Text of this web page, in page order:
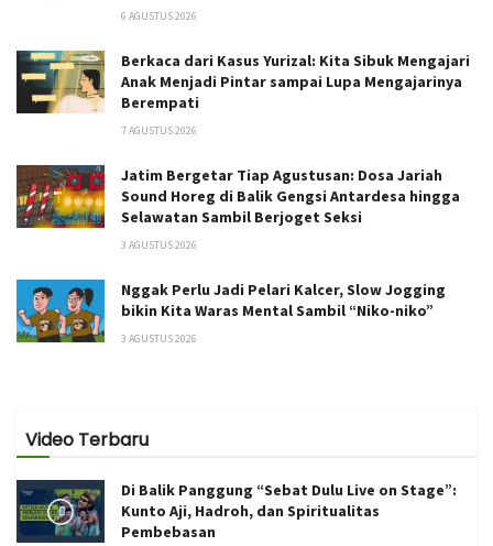
6 AGUSTUS 2026
Berkaca dari Kasus Yurizal: Kita Sibuk Mengajari
Anak Menjadi Pintar sampai Lupa Mengajarinya
Berempati
7 AGUSTUS 2026
Jatim Bergetar Tiap Agustusan: Dosa Jariah
Sound Horeg di Balik Gengsi Antardesa hingga
Selawatan Sambil Berjoget Seksi
3 AGUSTUS 2026
Nggak Perlu Jadi Pelari Kalcer, Slow Jogging
bikin Kita Waras Mental Sambil “Niko-niko”
3 AGUSTUS 2026
Video Terbaru
Di Balik Panggung “Sebat Dulu Live on Stage”:
Kunto Aji, Hadroh, dan Spiritualitas
Pembebasan